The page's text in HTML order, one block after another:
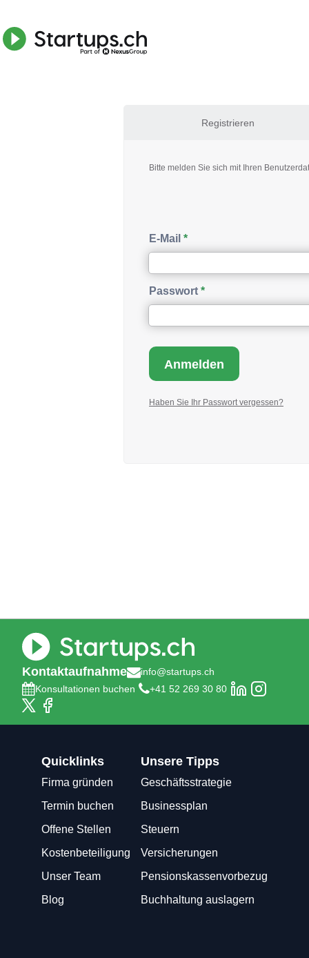
Registrieren
Bitte melden Sie sich mit Ihren
E-Mail
Passwort
Haben Sie Ihr Passwort vergessen?
Kontaktaufnahme
info@startups.ch
Konsultationen buchen
+41 52 269 30 80
Quicklinks
Firma gründen
Termin buchen
Offene Stellen
Kostenbeteiligung
Unser Team
Blog
Unsere Tipps
Geschäftsstrategie
Businessplan
Steuern
Versicherungen
Pensionskassenvorbezug
Buchhaltung auslagern